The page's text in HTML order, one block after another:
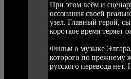
При этом всём и
осознания своей
узел. Главный герой,
короткое время
Фильм о музыке
которого по прежнему
русского перевода